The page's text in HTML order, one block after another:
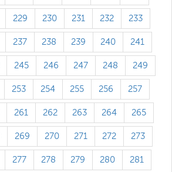
229 230 231 232 233
237 238 239 240 241
245 246 247 248 249
253 254 255 256 257
261 262 263 264 265
269 270 271 272 273
277 278 279 280 281